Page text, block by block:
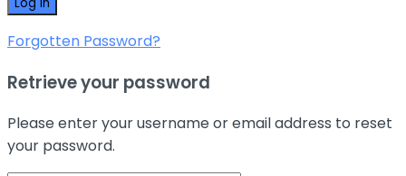
Forgotten Password?
Retrieve your password
Please enter your username or email address to reset
your password.